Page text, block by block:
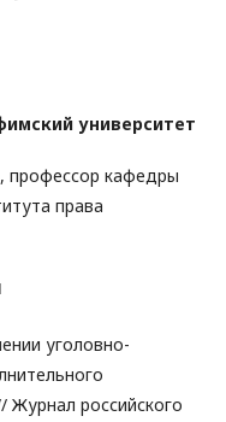
университет
профессор кафедры
права
уголовно-
Журнал российского